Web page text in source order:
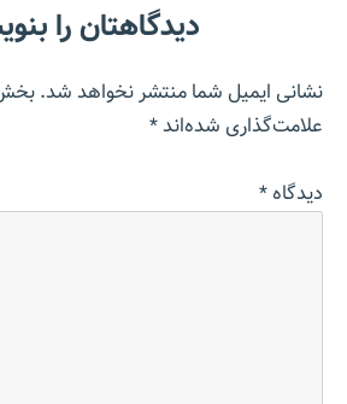
دیدگاهتان را
نشانی ایمیل شما منتشر نخواهد شد.
علامت‌گذاری شده‌اند*
دیدگاه*